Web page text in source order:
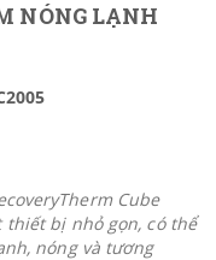
NÓNG LẠNH
Cube
thiết bị nhỏ gọn, có thể
nóng và tương